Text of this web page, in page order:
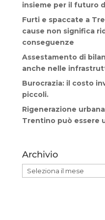
insieme per il futuro
Furti e spaccate a
cause non significa
conseguenze
Assestamento di
anche nelle
Burocrazia: il costo
piccoli.
Rigenerazione
Trentino può essere
Archivio
Archivio